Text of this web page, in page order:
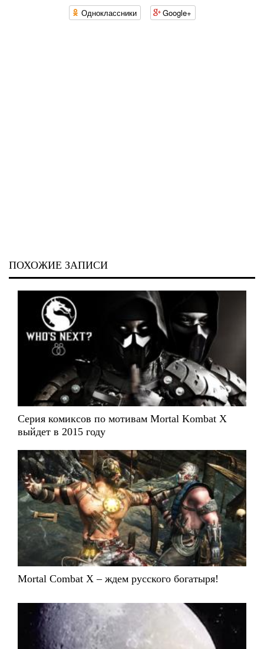
Одноклассники
Google+
ПОХОЖИЕ ЗАПИСИ
Серия комиксов по мотивам Mortal Kombat X
выйдет в 2015 году
Mortal Combat X – ждем русского богатыря!